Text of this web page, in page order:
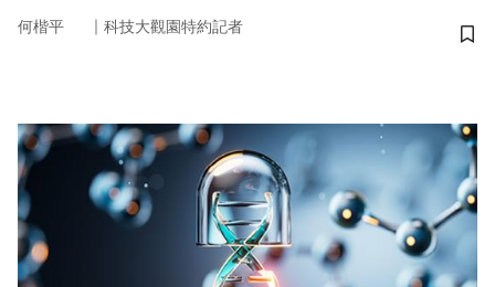
何楷平 ｜ 科技大觀園特約記者
儲